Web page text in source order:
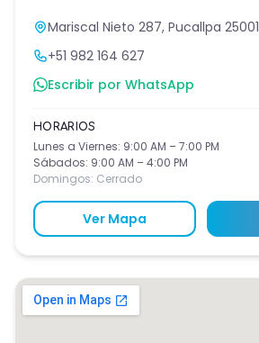
Mariscal Nieto 287, Pucallpa 25001
+51 982 164 627
Escribir por WhatsApp
HORARIOS
Lunes a Viernes: 9:00 AM – 7:00 PM
Sábados: 9:00 AM – 4:00 PM
Domingos: Cerrado
Ver Mapa